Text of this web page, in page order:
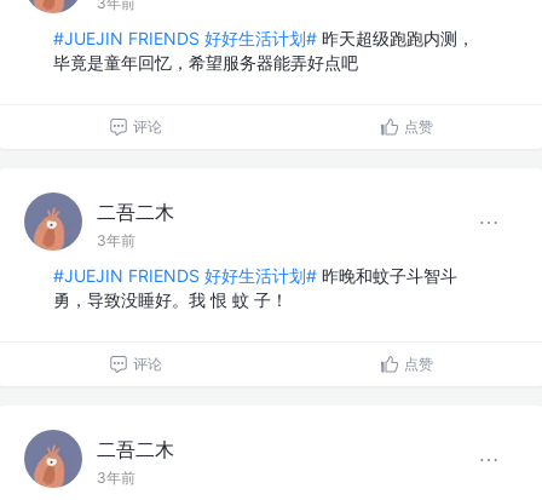
#JUEJIN FRIENDS 好好生活计划# 昨天超级跑跑内测，
毕竟是童年回忆，希望服务器能弄好点吧
评论 点赞
二吾二木
3年前
#JUEJIN FRIENDS 好好生活计划# 昨晚和蚊子斗智斗
勇，导致没睡好。我 恨 蚊 子！
评论 点赞
二吾二木
3年前